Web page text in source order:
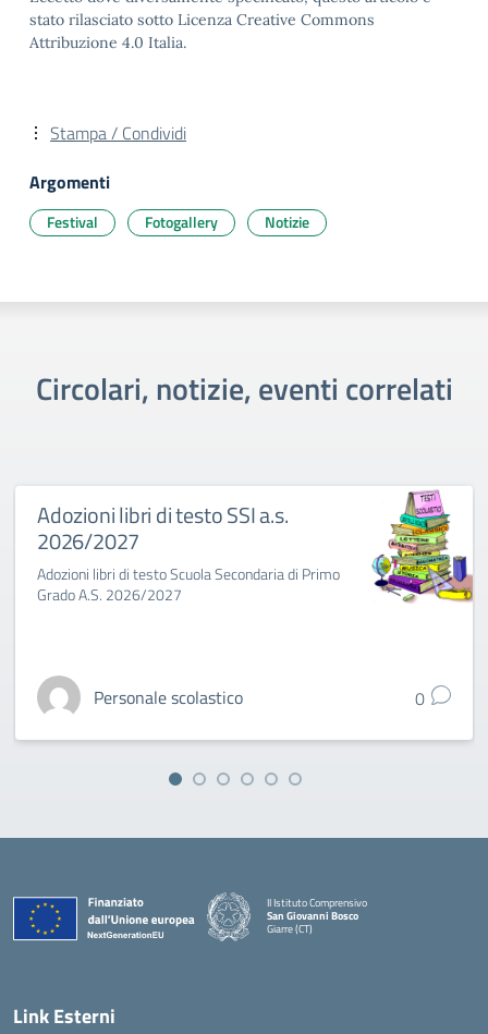
stato rilasciato sotto Licenza Creative Commons
Attribuzione 4.0 Italia.
Stampa / Condividi
Argomenti
Festival Fotogallery Notizie
Circolari, notizie, eventi correlati
Adozioni libri di testo SSI a.s.
2026/2027
Adozioni libri di testo Scuola Secondaria di Primo
Grado A.S. 2026/2027
Personale scolastico 0
II Istituto Comprensivo
San Giovanni Bosco
Giarre (CT)
Link Esterni